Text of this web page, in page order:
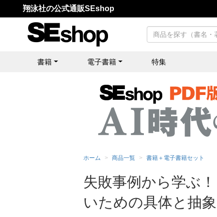
翔泳社の公式通販SEshop
書籍 電子書籍 特集
ホーム 商品一覧 書籍＋電子書籍セット
失敗事例から学ぶ
いための具体と抽